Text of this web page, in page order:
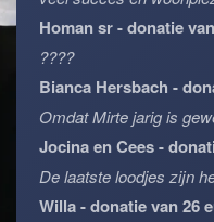
Homan sr - donatie
????
Bianca Hersbach -
Omdat Mirte jarig is
Jocina en Cees -
De laatste loodjes zijn
Willa - donatie van 26